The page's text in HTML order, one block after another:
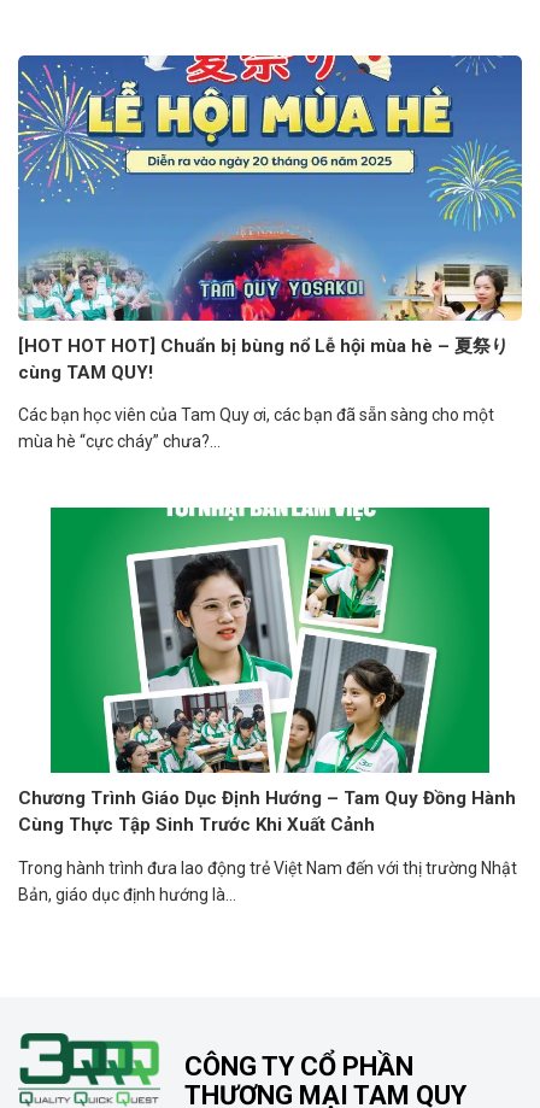
[HOT HOT HOT] Chuẩn bị bùng nổ Lễ hội mùa hè – 夏祭り
cùng TAM QUY!
Các bạn học viên của Tam Quy ơi, các bạn đã sẵn sàng cho một
mùa hè “cực cháy” chưa?...
Chương Trình Giáo Dục Định Hướng – Tam Quy Đồng Hành
Cùng Thực Tập Sinh Trước Khi Xuất Cảnh
Trong hành trình đưa lao động trẻ Việt Nam đến với thị trường Nhật
Bản, giáo dục định hướng là...
CÔNG TY CỔ PHẦN
THƯƠNG MẠI TAM QUY